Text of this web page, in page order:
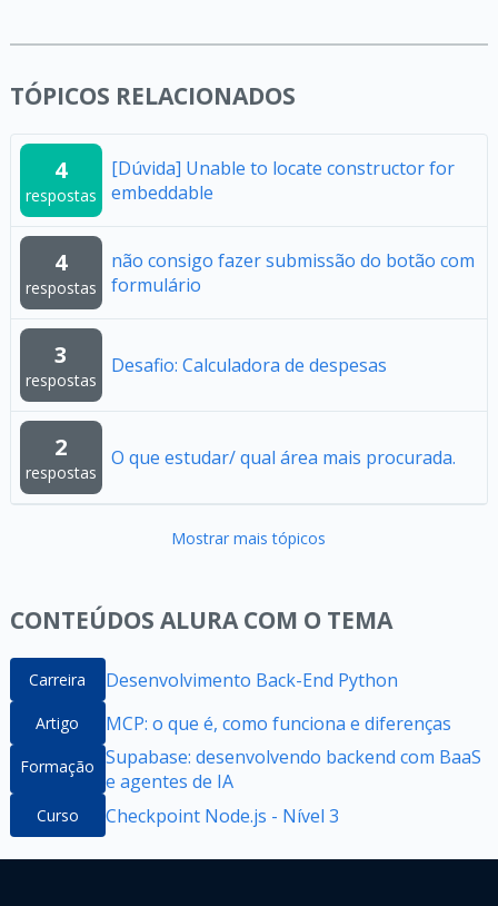
TÓPICOS RELACIONADOS
4
respostas
[Dúvida] Unable to locate constructor for
embeddable
4
respostas
não consigo fazer submissão do botão com
formulário
3
respostas
Desafio: Calculadora de despesas
2
respostas
O que estudar/ qual área mais procurada.
Mostrar mais tópicos
CONTEÚDOS ALURA COM O TEMA
Carreira Desenvolvimento Back-End Python
Artigo MCP: o que é, como funciona e diferenças
Formação Supabase: desenvolvendo backend com BaaS
e agentes de IA
Curso Checkpoint Node.js - Nível 3